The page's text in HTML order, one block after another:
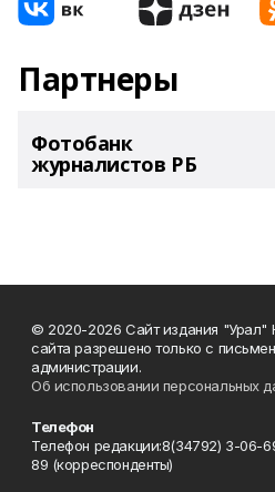
Партнеры
Фотобанк
журналистов РБ
© 2020-2026 Сайт издания "Урал"
сайта разрешено только с
администрации.
Об использовании персональных
Телефон
Телефон редакции:8(34792) 3-06-
89 (корреспонденты)